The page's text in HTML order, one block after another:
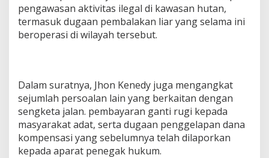
pengawasan aktivitas ilegal di kawasan hutan,
termasuk dugaan pembalakan liar yang selama ini
beroperasi di wilayah tersebut.
Dalam suratnya, Jhon Kenedy juga mengangkat
sejumlah persoalan lain yang berkaitan dengan
sengketa jalan. pembayaran ganti rugi kepada
masyarakat adat, serta dugaan penggelapan dana
kompensasi yang sebelumnya telah dilaporkan
kepada aparat penegak hukum.